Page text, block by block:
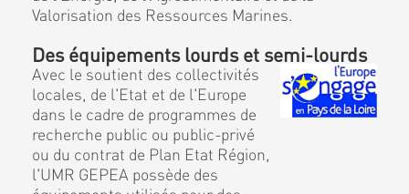
Valorisation des Ressources Marines.
Des équipements lourds et semi-lourds
Avec le soutient des collectivités
locales, de l'Etat et de l'Europe
dans le cadre de programmes de
recherche public ou public-privé
ou du contrat de Plan Etat Région,
l'UMR GEPEA possède des